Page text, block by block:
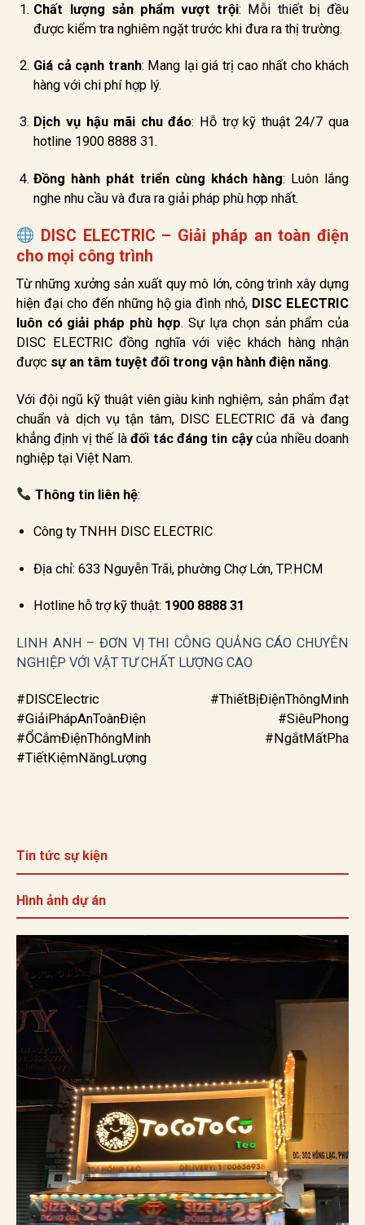
Chất lượng sản phẩm vượt trội: Mỗi thiết bị đều
được kiểm tra nghiêm ngặt trước khi đưa ra thị trường.
Giá cả cạnh tranh: Mang lại giá trị cao nhất cho khách
hàng với chi phí hợp lý.
Dịch vụ hậu mãi chu đáo: Hỗ trợ kỹ thuật 24/7 qua
hotline 1900 8888 31.
Đồng hành phát triển cùng khách hàng: Luôn lắng
nghe nhu cầu và đưa ra giải pháp phù hợp nhất.
DISC ELECTRIC – Giải pháp an toàn điện
cho mọi công trình
Từ những xưởng sản xuất quy mô lớn, công trình xây dựng
hiện đại cho đến những hộ gia đình nhỏ, DISC ELECTRIC
luôn có giải pháp phù hợp. Sự lựa chọn sản phẩm của
DISC ELECTRIC đồng nghĩa với việc khách hàng nhận
được sự an tâm tuyệt đối trong vận hành điện năng.
Với đội ngũ kỹ thuật viên giàu kinh nghiệm, sản phẩm đạt
chuẩn và dịch vụ tận tâm, DISC ELECTRIC đã và đang
khẳng định vị thế làđối tác đáng tin cậycủa nhiều doanh
nghiệp tại Việt Nam.
Thông tin liên hệ:
Công ty TNHH DISC ELECTRIC
Địa chỉ: 633 Nguyễn Trãi, phường Chợ Lớn, TP.HCM
Hotline hỗ trợ kỹ thuật: 1900 8888 31
LINH ANH – ĐƠN VỊ THI CÔNG QUẢNG CÁO CHUYÊN
NGHIỆP VỚI VẬT TƯ CHẤT LƯỢNG CAO
#DISCElectric #ThiếtBịĐiệnThôngMinh
#GiảiPhápAnToànĐiện #SiêuPhong
#ỔCắmĐiệnThôngMinh #NgắtMấtPha
#TiếtKiệmNăngLượng
Tin tức sự kiện
Hình ảnh dự án